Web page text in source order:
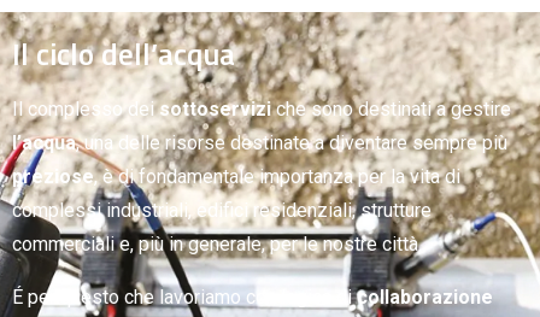
Il ciclo dell’acqua
Il complesso deisottoserviziche sono destinati a gestire
l’acqua, una delle risorse destinate a diventare sempre più
preziose, è di fondamentale importanza per la vita di
complessi industriali, edifici residenziali, strutture
commerciali e, più in generale, per le nostre città.
É per questo che lavoriamo con logica dicollaborazione